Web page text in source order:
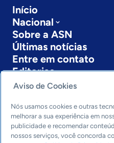
Início
Nacional
Sobre a ASN
Últimas notícias
Entre em contato
Editorias
Economia & Política
Inovação &
Cultura
Dados
Aviso de Cookies
Nós usamos cookies e outras
melhorar a sua experiência em
publicidade e recomendar
nossos serviços, você concorda